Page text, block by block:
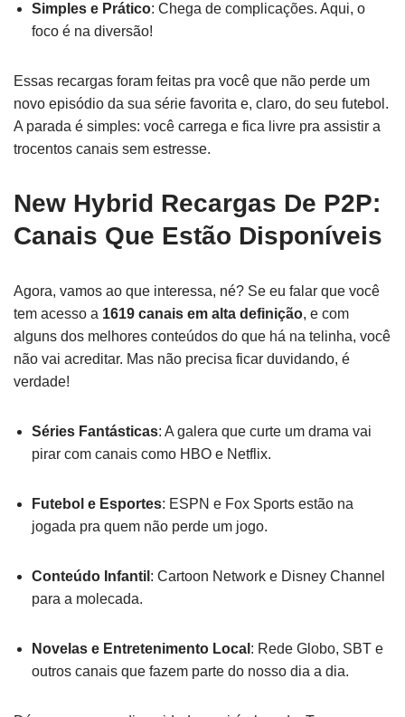
Simples e Prático: Chega de complicações. Aqui, o
foco é na diversão!
Essas recargas foram feitas pra você que não perde um
novo episódio da sua série favorita e, claro, do seu futebol.
A parada é simples: você carrega e fica livre pra assistir a
trocentos canais sem estresse.
New Hybrid Recargas De P2P:
Canais Que Estão Disponíveis
Agora, vamos ao que interessa, né? Se eu falar que você
tem acesso a 1619 canais em alta definição, e com
alguns dos melhores conteúdos do que há na telinha, você
não vai acreditar. Mas não precisa ficar duvidando, é
verdade!
Séries Fantásticas: A galera que curte um drama vai
pirar com canais como HBO e Netflix.
Futebol e Esportes: ESPN e Fox Sports estão na
jogada pra quem não perde um jogo.
Conteúdo Infantil : Cartoon Network e Disney Channel
para a molecada.
Novelas e Entretenimento Local : Rede Globo, SBT e
outros canais que fazem parte do nosso dia a dia.